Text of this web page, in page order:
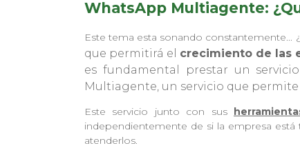
WhatsApp Multiagente:
Este tema esta sonando constantemente...
que permitirá el crecimiento de las
es fundamental prestar un
Multiagente, un servicio que
Este servicio junto con sus
independientemente de si la empresa
atenderlos.